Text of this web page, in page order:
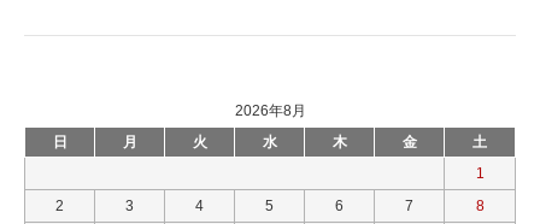
2026年8月
日
月 火 水 木 金 土
1
2
3 4 5 6 7
8